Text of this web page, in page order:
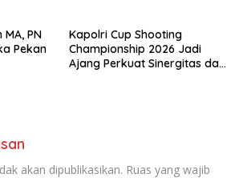
PN
Pekan
Kapolri Cup Shooting
Championship 2026 Jadi
Ajang Perkuat Sinergitas dan
akan dipublikasikan. Ruas yang wajib